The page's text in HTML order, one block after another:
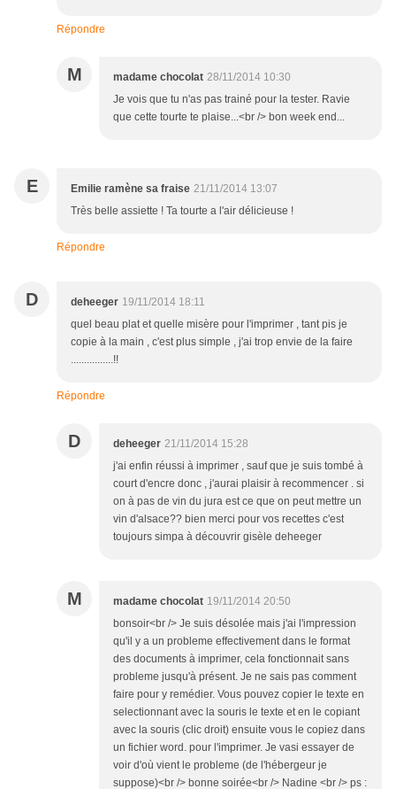
Répondre
M madame chocolat 28/11/2014 10:30
Je vois que tu n'as pas trainé pour la tester. Ravie
que cette tourte te plaise...<br /> bon week end...
E Emilie ramène sa fraise 21/11/2014 13:07
Très belle assiette ! Ta tourte a l'air délicieuse !
Répondre
D deheeger 19/11/2014 18:11
quel beau plat et quelle misère pour l'imprimer , tant pis je
copie à la main , c'est plus simple , j'ai trop envie de la faire
................!!
Répondre
D deheeger 21/11/2014 15:28
j'ai enfin réussi à imprimer , sauf que je suis tombé à
court d'encre donc , j'aurai plaisir à recommencer . si
on à pas de vin du jura est ce que on peut mettre un
vin d'alsace?? bien merci pour vos recettes c'est
toujours simpa à découvrir gisèle deheeger
M madame chocolat 19/11/2014 20:50
bonsoir<br /> Je suis désolée mais j'ai l'impression
qu'il y a un probleme effectivement dans le format
des documents à imprimer, cela fonctionnait sans
probleme jusqu'à présent. Je ne sais pas comment
faire pour y remédier. Vous pouvez copier le texte en
selectionnant avec la souris le texte et en le copiant
avec la souris (clic droit) ensuite vous le copiez dans
un fichier word. pour l'imprimer. Je vasi essayer de
voir d'où vient le probleme (de l'hébergeur je
suppose)<br /> bonne soirée<br /> Nadine <br /> ps :